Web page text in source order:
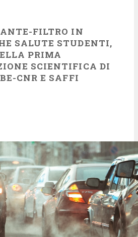
FILTRO IN
SALUTE STUDENTI,
PRIMA
SCIENTIFICA DI
CNR E SAFFI